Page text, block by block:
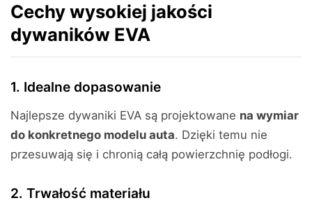
Cechy wysokiej jakości
dywaników EVA
1. Idealne dopasowanie
Najlepsze dywaniki EVA są projektowane na wymiar
do konkretnego modelu auta. Dzięki temu nie
przesuwają się i chronią całą powierzchnię podłogi.
2. Trwałość materiału